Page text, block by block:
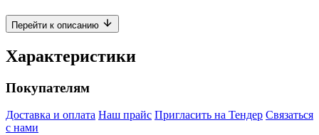
Перейти к описанию
Характеристики
Покупателям
Доставка и оплата Наш прайс Пригласить на Тендер Связаться
с нами